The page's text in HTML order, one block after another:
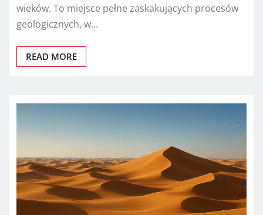
wieków. To miejsce pełne zaskakujących procesów
geologicznych, w…
READ MORE